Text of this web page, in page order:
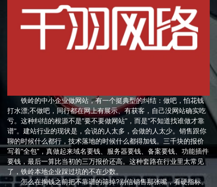
铁岭的中小企业做网站，有一个挺典型的纠结：做吧，怕花钱
打水漂;不做吧，同行都在网上有展示、有获客，自己没网站确实吃
亏。这种纠结的根源不是"要不要做网站"，而是"不知道找谁做才靠
谱"。建站行业的现状是，会说的人太多，会做的人太少。销售跟你
聊的时候什么都行，技术落地的时候什么都得加钱。三千块的报价
写着"全包"，真做起来域名要钱、服务器要钱、备案要钱、功能插件
要钱，最后一算比当初的三万报价还高。这种套路在行业里太常见
了，铁岭本地企业踩过坑的不在少数。
怎么在掏钱之前把不靠谱的筛掉?别信销售那张嘴，看硬指标。